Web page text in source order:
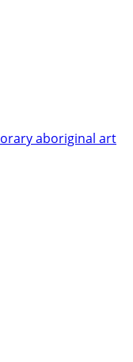
aboriginal art